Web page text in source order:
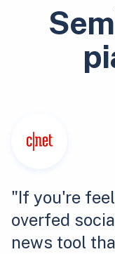
"If you're
overfed
news tool